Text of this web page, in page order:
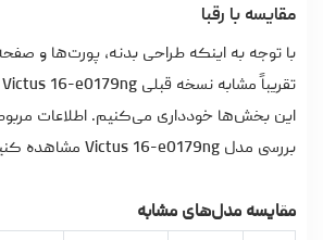
مقایسه با رقبا
با توجه به اینکه طراحی بدنه، پورت‌ها و
این بخش‌ها خودداری می‌کنیم. اطلاعات
بررسی مدل Victus 16-e0179ng مشاهده کنید.
مقایسه مدل‌های مشابه